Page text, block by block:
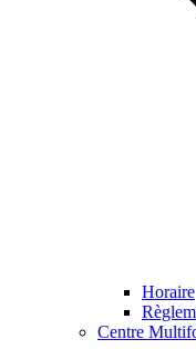
Horaire
Centre